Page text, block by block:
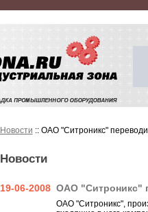
Новости :: ОАО "Ситроникс"
Новости
19-06-2008 ОАО "Ситроникс"
ОАО "Ситроникс",